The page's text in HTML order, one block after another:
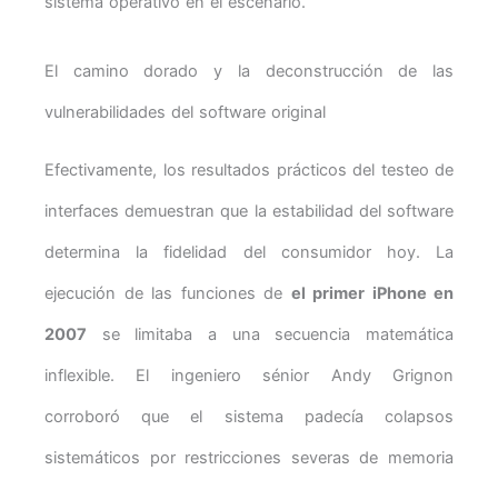
El camino dorado y la deconstrucción de las
vulnerabilidades del software original
Efectivamente, los resultados prácticos del testeo de
interfaces demuestran que la estabilidad del software
determina la fidelidad del consumidor hoy. La
ejecución de las funciones de el primer iPhone en
2007 se limitaba a una secuencia matemática
inflexible. El ingeniero sénior Andy Grignon
corroboró que el sistema padecía colapsos
sistemáticos por restricciones severas de memoria